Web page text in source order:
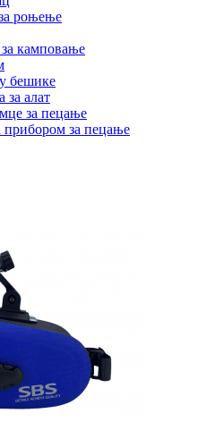
роњење
камповање
бешике
за алат
за пецање
за пецање